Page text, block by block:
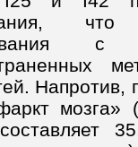
что
с
Напротив,
мозгa»